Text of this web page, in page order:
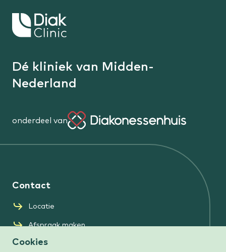
Cookies
Keer
terug
homepage
Dé kliniek van Midden-
Nederland
onderdeel vanDiakonessenhuis
Contact
Locatie
Afspraak maken
Zorgverzekeraars